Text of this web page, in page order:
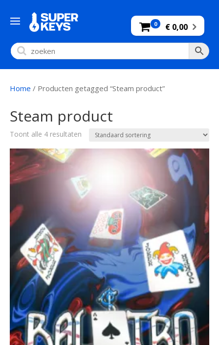
0 € 0,00
Home / Producten getagged “Steam product”
Steam product
Toont alle 4 resultaten